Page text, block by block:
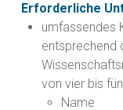
Erforderliche
umfassendes
entsprechend
von vier bis
Name